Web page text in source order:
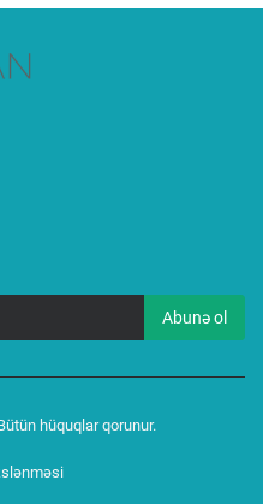
Abunə ol
hüquqlar qorunur.